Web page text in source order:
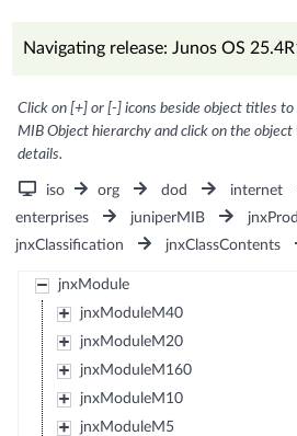
Navigating release: Junos OS
Click on [+] or [-] icons beside object titles
MIB Object hierarchy and click on the
details.
iso org dod internet
enterprises
juniperMIB
jnxClassification
jnxClassContents
jnxModule
jnxModuleM40
jnxModuleM20
jnxModuleM160
jnxModuleM10
jnxModuleM5